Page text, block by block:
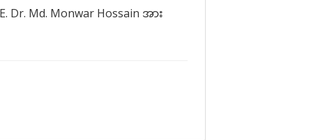
Md. Monwar Hossain အား